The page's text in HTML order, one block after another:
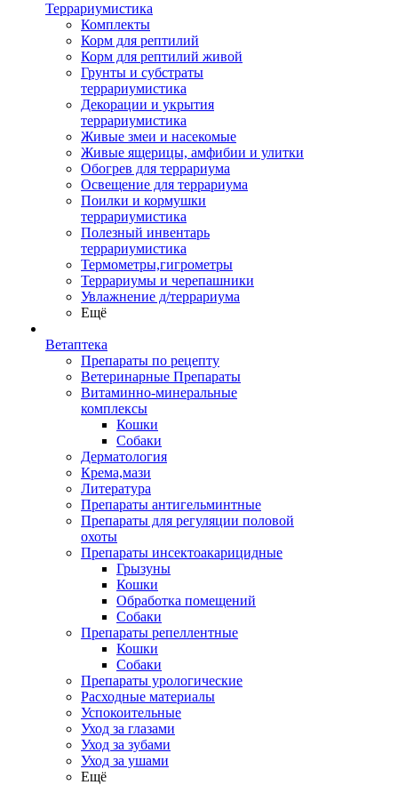
Террариумистика
Комплекты
Корм для рептилий
Корм для рептилий живой
Грунты и субстраты
террариумистика
Декорации и укрытия
террариумистика
Живые змеи и насекомые
Живые ящерицы, амфибии и улитки
Обогрев для террариума
Освещение для террариума
Поилки и кормушки
террариумистика
Полезный инвентарь
террариумистика
Термометры,гигрометры
Террариумы и черепашники
Увлажнение д/террариума
Ещё
Ветаптека
Препараты по рецепту
Ветеринарные Препараты
Витаминно-минеральные
комплексы
Кошки
Собаки
Дерматология
Крема,мази
Литература
Препараты антигельминтные
Препараты для регуляции половой
охоты
Препараты инсектоакарицидные
Грызуны
Кошки
Обработка помещений
Собаки
Препараты репеллентные
Кошки
Собаки
Препараты урологические
Расходные материалы
Успокоительные
Уход за глазами
Уход за зубами
Уход за ушами
Ещё